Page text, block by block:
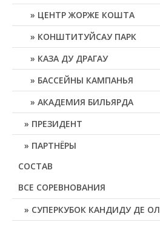
ЦЕНТР ЖОРЖЕ КОШТА
КОНШТИТУЙСАУ ПАРК
КАЗА ДУ ДРАГАУ
БАССЕЙНЫ КАМПАНЬЯ
АКАДЕМИЯ БИЛЬЯРДА
ПРЕЗИДЕНТ
ПАРТНЁРЫ
СОСТАВ
ВСЕ СОРЕВНОВАНИЯ
СУПЕРКУБОК КАНДИДУ ДЕ